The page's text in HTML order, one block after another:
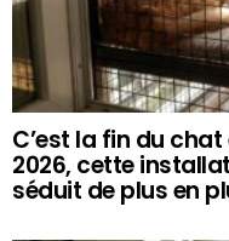
C’est la fin du
2026, cette
séduit de plus en